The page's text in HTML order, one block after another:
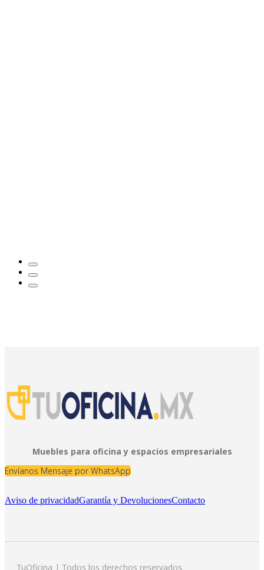
Muebles para oficina y espacios empresariales
Envíanos Mensaje por WhatsApp
Aviso de privacidadGarantía y DevolucionesContacto
TuOficina | Todos los derechos reservados.